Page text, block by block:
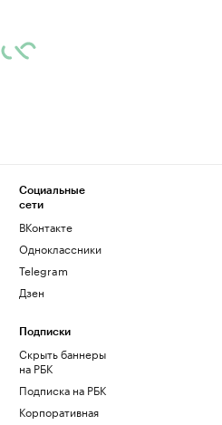
Социальные
сети
ВКонтакте
Одноклассники
Telegram
Дзен
Подписки
Скрыть баннеры
на РБК
Подписка на РБК
Корпоративная